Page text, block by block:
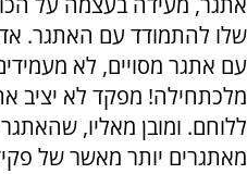
שלו להתמודד עם האתגר.
עם אתגר מסויים, לא
מלכתחילה! מפקד לא יציב
ללוחם. ומובן מאליו,
מאתגרים יותר מאשר של